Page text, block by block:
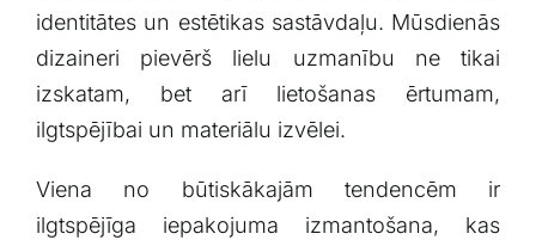
identitātes un estētikas sastāvdaļu. Mūsdienās
dizaineri pievērš lielu uzmanību ne tikai
izskatam, bet arī lietošanas ērtumam,
ilgtspējībai un materiālu izvēlei.
Viena no ⁢būtiskākajām tendencēm ir
ilgtspējīga iepakojuma izmantošana, kas